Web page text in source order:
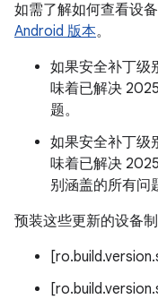
如需了解如何查看设
Android 版本。
如果安全补丁
味着已解决
题。
如果安全补丁
味着已解决
别涵盖的所有问
预装这些更新的设备